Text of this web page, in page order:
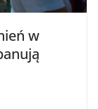
w